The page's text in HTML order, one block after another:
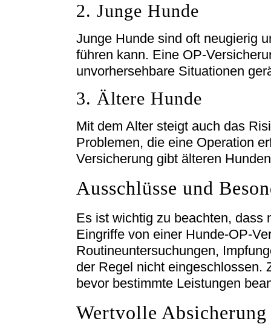
2. Junge Hunde
Junge Hunde sind oft neugierig
führen kann. Eine OP-
unvorhersehbare Situationen
3. Ältere Hunde
Mit dem Alter steigt auch das
Problemen, die eine Operation
Versicherung gibt älteren
Ausschlüsse und
Es ist wichtig zu beachten, dass
Eingriffe von einer Hunde-OP-
Routineuntersuchungen,
der Regel nicht eingeschlossen.
bevor bestimmte Leistungen
Wertvolle